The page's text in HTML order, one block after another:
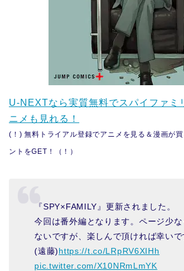
U-NEXTなら実質無料でスパイファミ
ニメも見れる！
(！) 無料トライアル登録でアニメを見る＆漫画が
ントをGET！（！）
『SPY×FAMILY』更新されました。
今回は番外編となります。ページ少な
ないですが、楽しんで頂ければ幸いで
(遠藤)https://t.co/LRpRV6XIHh
pic.twitter.com/X10NRmLmYK